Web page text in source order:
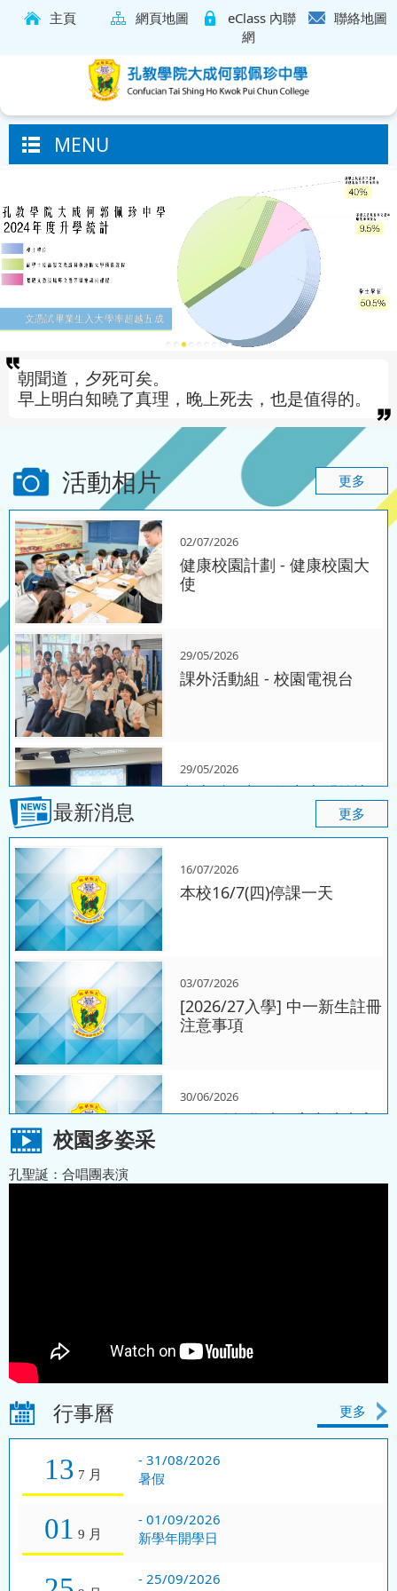
主頁 網頁地圖
eClass 內聯
網
聯絡地圖
MENU
朝聞道，夕死可矣。
早上明白知曉了真理，晚上死去，也是值得的。
更多
活動相片
02/07/2026
健康校園計劃 - 健康校園大
使
29/05/2026
課外活動組 - 校園電視台
29/05/2026
中史科 - 中二級中史問答比
27/05/2026
物理科 - 機電青少年大使
歷史科 - 中四級香港抗戰及
海防博物館考察
更多
最新消息
16/07/2026
本校16/7(四)停課一天
03/07/2026
[2026/27入學] 中一新生註冊
注意事項
30/06/2026
2026孔教學院儒家書法大賽
2025 資訊日 歡迎大家報名
校園多姿采
孔聖誕：合唱團表演
更多
行事曆
13 7 月
- 31/08/2026
暑假
01 9 月
- 01/09/2026
新學年開學日
- 25/09/2026